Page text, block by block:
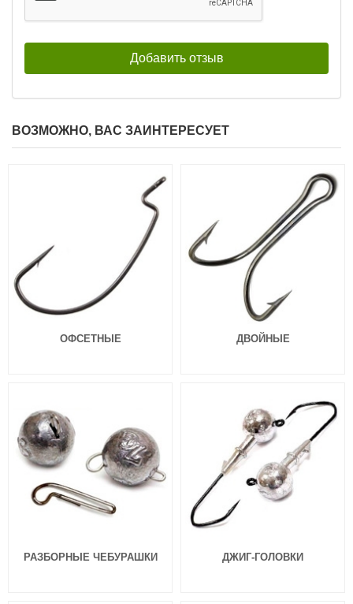
ВОЗМОЖНО, ВАС ЗАИНТЕРЕСУЕТ
ОФСЕТНЫЕ ДВОЙНЫЕ
РАЗБОРНЫЕ ЧЕБУРАШКИ ДЖИГ-ГОЛОВКИ